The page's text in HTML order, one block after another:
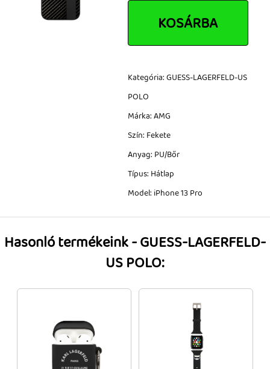
KOSÁRBA
Kategória: GUESS-LAGERFELD-US
POLO
Márka: AMG
Szín: Fekete
Anyag: PU/Bőr
Típus: Hátlap
Model: iPhone 13 Pro
Hasonló termékeink - GUESS-LAGERFELD-
US POLO:
Cégünkről, elérhetőségek